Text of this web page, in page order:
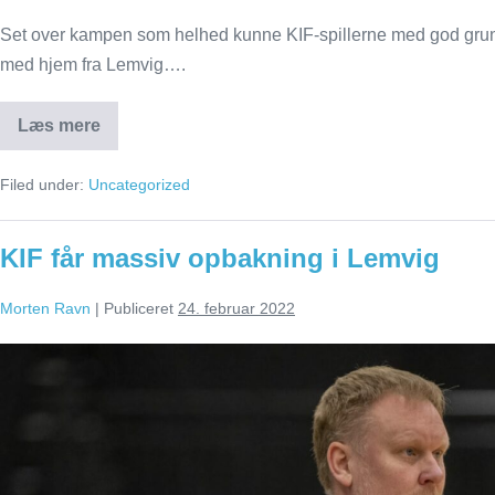
Set over kampen som helhed kunne KIF-spillerne med god
med hjem fra Lemvig….
Læs mere
KIF
fik
point
drama
Lemvig
Filed under: Uncategorized
KIF får massiv opbakning i Lemvig
Morten Ravn | Publiceret 24. februar 2022